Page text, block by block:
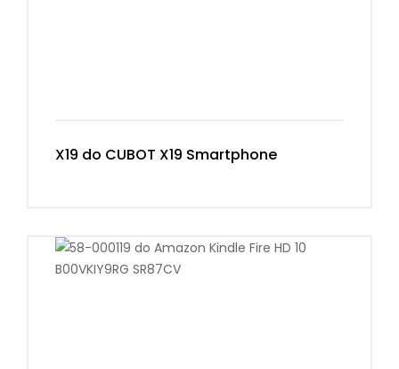
X19 do CUBOT X19 Smartphone